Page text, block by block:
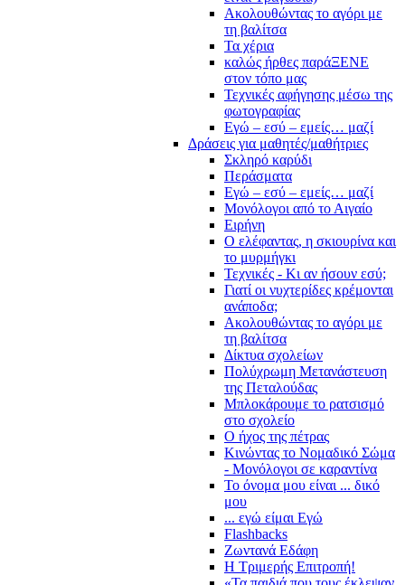
Ακολουθώντας το αγόρι με
τη βαλίτσα
Τα χέρια
καλώς ήρθες παράΞΕΝΕ
στον τόπο μας
Τεχνικές αφήγησης μέσω της
φωτογραφίας
Εγώ – εσύ – εμείς… μαζί
Δράσεις για μαθητές/μαθήτριες
Σκληρό καρύδι
Περάσματα
Εγώ – εσύ – εμείς… μαζί
Μονόλογοι από το Αιγαίο
Ειρήνη
Ο ελέφαντας, η σκιουρίνα και
το μυρμήγκι
Τεχνικές - Κι αν ήσουν εσύ;
Γιατί οι νυχτερίδες κρέμονται
ανάποδα;
Ακολουθώντας το αγόρι με
τη βαλίτσα
Δίκτυα σχολείων
Πολύχρωμη Μετανάστευση
της Πεταλούδας
Μπλοκάρουμε το ρατσισμό
στο σχολείο
Ο ήχος της πέτρας
Κινώντας το Νομαδικό Σώμα
- Μονόλογοι σε καραντίνα
Το όνομα μου είναι ... δικό
μου
... εγώ είμαι Εγώ
Flashbacks
Ζωντανά Εδάφη
Η Τριμερής Επιτροπή!